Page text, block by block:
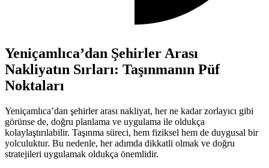
Yeniçamlıca’dan Şehirler Arası
Nakliyatın Sırları: Taşınmanın Püf
Noktaları
Yeniçamlıca’dan şehirler arası nakliyat, her ne kadar zorlayıcı gibi
görünse de, doğru planlama ve uygulama ile oldukça
kolaylaştırılabilir. Taşınma süreci, hem fiziksel hem de duygusal bir
yolculuktur. Bu nedenle, her adımda dikkatli olmak ve doğru
stratejileri uygulamak oldukça önemlidir.